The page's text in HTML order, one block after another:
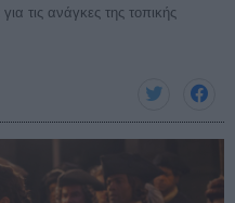
τις ανάγκες της τοπικής